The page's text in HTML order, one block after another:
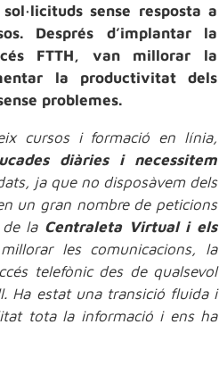
sense resposta a
Després d’implantar la
FTTH, van millorar la
la productivitat dels
problemes.
cursos i formació en línia,
diàries i necessitem
ja que no disposàvem dels
un gran nombre de peticions
de la Centraleta Virtual i els
les comunicacions, la
telefònic des de qualsevol
Ha estat una transició fluida i
tota la informació i ens ha